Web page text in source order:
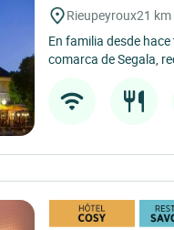
Rieupeyroux21 km
En familia desde
comarca de Segala,